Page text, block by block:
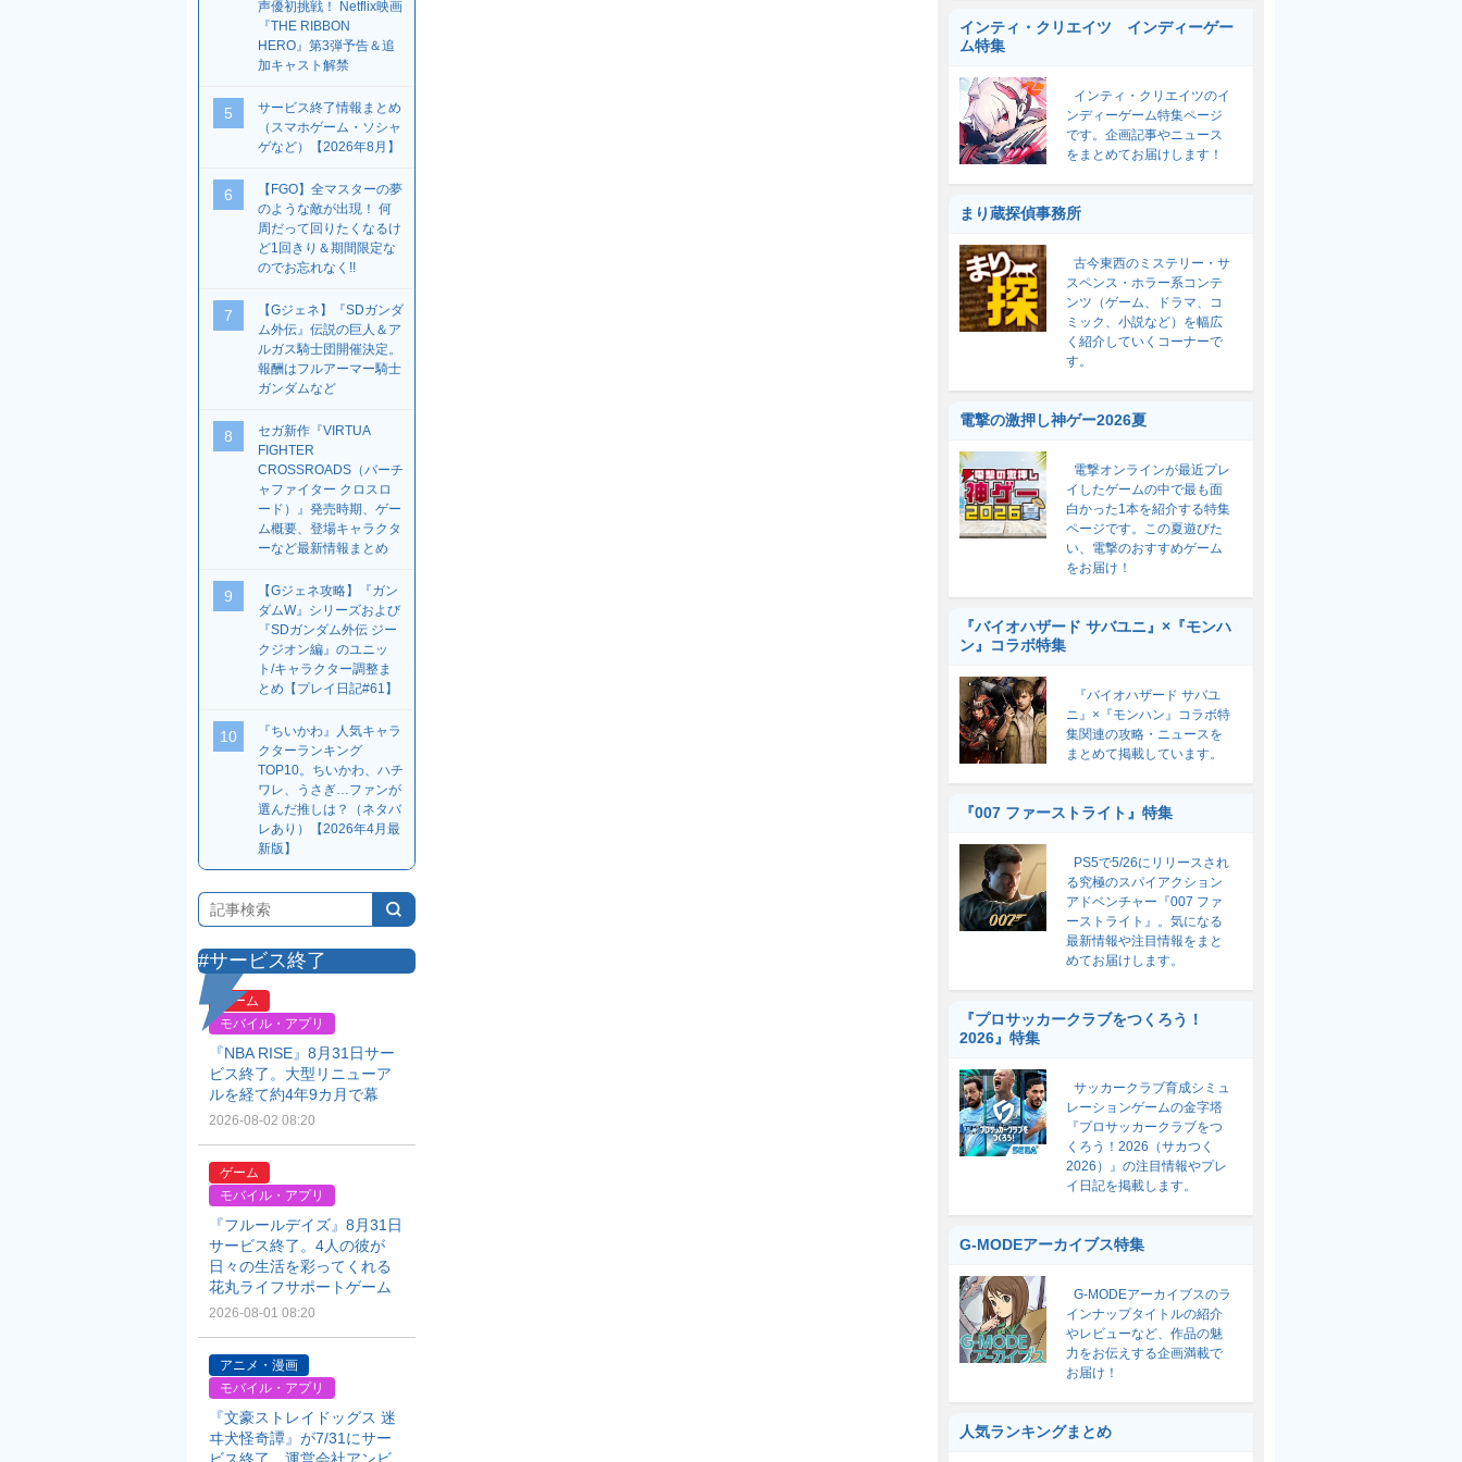
声優初挑戦！ Netflix映画
『THE RIBBON
HERO』第3弾予告＆追
加キャスト解禁
5
サービス終了情報まとめ
（スマホゲーム・ソシャ
ゲなど）【2026年8月】
6
【FGO】全マスターの夢
のような敵が出現！ 何
周だって回りたくなるけ
ど1回きり＆期間限定な
のでお忘れなく!!
7
【Gジェネ】『SDガンダ
ム外伝』伝説の巨人＆ア
ルガス騎士団開催決定。
報酬はフルアーマー騎士
ガンダムなど
8
セガ新作『VIRTUA
FIGHTER
CROSSROADS（バーチ
ャファイター クロスロ
ード）』発売時期、ゲー
ム概要、登場キャラクタ
ーなど最新情報まとめ
9
【Gジェネ攻略】『ガン
ダムW』シリーズおよび
『SDガンダム外伝 ジー
クジオン編』のユニッ
ト/キャラクター調整ま
とめ【プレイ日記#61】
10
『ちいかわ』人気キャラ
クターランキング
TOP10。ちいかわ、ハチ
ワレ、うさぎ…ファンが
選んだ推しは？（ネタバ
レあり）【2026年4月最
新版】
#サービス終了
ゲーム
モバイル・アプリ
『NBA RISE』8月31日サー
ビス終了。大型リニューア
ルを経て約4年9カ月で幕
2026-08-02 08:20
ゲーム
モバイル・アプリ
『フルールデイズ』8月31日
サービス終了。4人の彼が
日々の生活を彩ってくれる
花丸ライフサポートゲーム
2026-08-01 08:20
アニメ・漫画
モバイル・アプリ
『文豪ストレイドッグス 迷
ヰ犬怪奇譚』が7/31にサー
インティ・クリエイツ インディーゲー
ム特集
インティ・クリエイツのイ
ンディーゲーム特集ページ
です。企画記事やニュース
をまとめてお届けします！
まり蔵探偵事務所
古今東西のミステリー・サ
スペンス・ホラー系コンテ
ンツ（ゲーム、ドラマ、コ
ミック、小説など）を幅広
く紹介していくコーナーで
す。
電撃の激押し神ゲー2026夏
電撃オンラインが最近プレ
イしたゲームの中で最も面
白かった1本を紹介する特集
ページです。この夏遊びた
い、電撃のおすすめゲーム
をお届け！
『バイオハザード サバユニ』×『モンハ
ン』コラボ特集
『バイオハザード サバユ
ニ』×『モンハン』コラボ特
集関連の攻略・ニュースを
まとめて掲載しています。
『007 ファーストライト』特集
PS5で5/26にリリースされ
る究極のスパイアクション
アドベンチャー『007 ファ
ーストライト』。気になる
最新情報や注目情報をまと
めてお届けします。
『プロサッカークラブをつくろう！
2026』特集
サッカークラブ育成シミュ
レーションゲームの金字塔
『プロサッカークラブをつ
くろう！2026（サカつく
2026）』の注目情報やプレ
イ日記を掲載します。
G-MODEアーカイブス特集
G-MODEアーカイブスのラ
インナップタイトルの紹介
やレビューなど、作品の魅
力をお伝えする企画満載で
お届け！
人気ランキングまとめ